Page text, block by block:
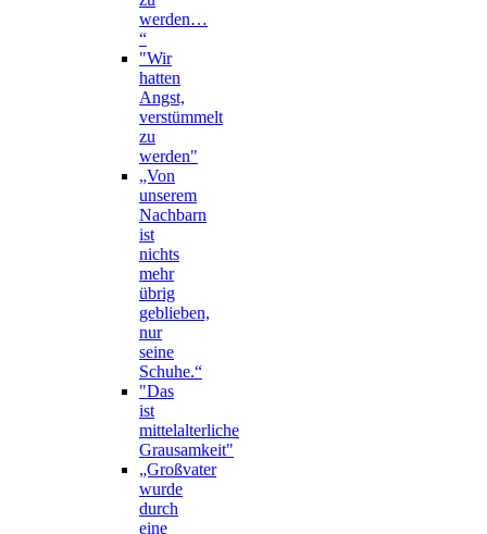
werden…
“
"Wir
hatten
Angst,
verstümmelt
zu
werden"
„Von
unserem
Nachbarn
ist
nichts
mehr
übrig
geblieben,
nur
seine
Schuhe.“
"Das
ist
mittelalterliche
Grausamkeit"
„Großvater
wurde
durch
eine